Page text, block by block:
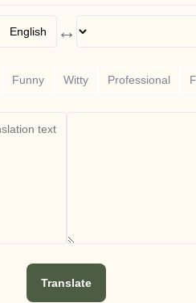
↔
Professional
Witty
Funny
Translate